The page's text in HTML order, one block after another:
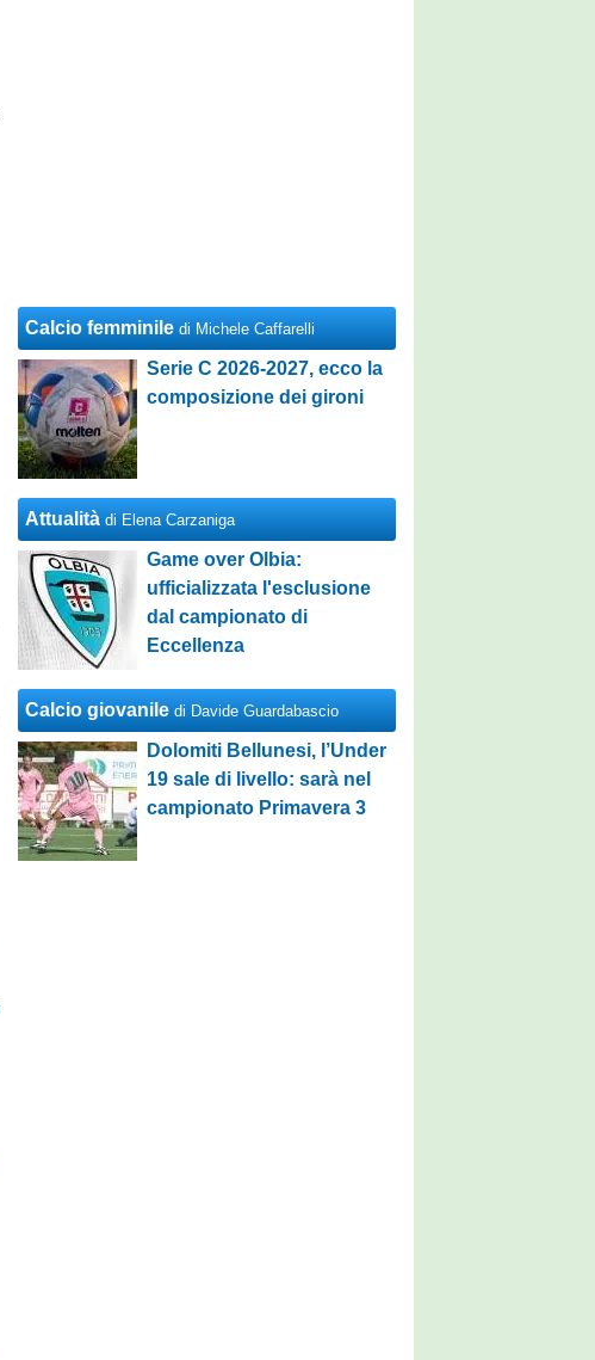
Calcio femminile di Michele Caffarelli
Serie C 2026-2027, ecco la
composizione dei gironi
Attualità di Elena Carzaniga
Game over Olbia:
ufficializzata l'esclusione
dal campionato di
Eccellenza
Calcio giovanile di Davide Guardabascio
Dolomiti Bellunesi, l’Under
19 sale di livello: sarà nel
campionato Primavera 3